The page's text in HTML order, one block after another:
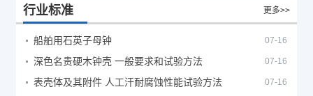
行业标准 更多>>
船舶用石英子母钟 07-16
深色名贵硬木钟壳 一般要求和试验方法 07-16
表壳体及其附件 人工汗耐腐蚀性能试验方法 07-16